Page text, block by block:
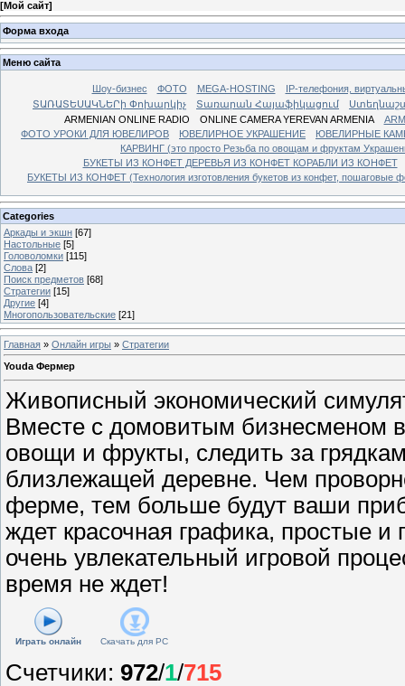
[Мой сайт]
Форма входа
Меню сайта
Шоу-бизнес ФОТО MEGA-HOSTING
IP-телефония,
ՏԱՌԱՏԵՍԱԿՆԵՐի Փոխարկիչ
Տառարան Հայաֆիկացում
ARMENIAN ONLINE RADIO
ONLINE CAMERA YEREVAN ARMENIA
ФОТО УРОКИ ДЛЯ ЮВЕЛИРОВ
ЮВЕЛИРНОЕ УКРАШЕНИЕ
ЮВЕЛИРНЫЕ
КАРВИНГ (это просто Резьба по овощам и фруктам
БУКЕТЫ ИЗ КОНФЕТ ДЕРЕВЬЯ ИЗ КОНФЕТ КОРАБЛИ ИЗ КОНФЕТ
БУКЕТЫ ИЗ КОНФЕТ (Технология изготовления букетов из конфет, пошаговые
Categories
Аркады и экшн [67]
Настольные [5]
Головоломки [115]
Слова [2]
Поиск предметов [68]
Стратегии [15]
Другие [4]
Многопользовательские [21]
Главная » Онлайн игры » Стратегии
Youda Фермер
Живописный экономический
Вместе с домовитым бизнесменом
овощи и фрукты, следить за
близлежащей деревне. Чем
ферме, тем больше будут ваши
ждет красочная графика, простые и
очень увлекательный игровой
время не ждет!
Играть онлайн Скачать для PC
Счетчики: 972/1/715